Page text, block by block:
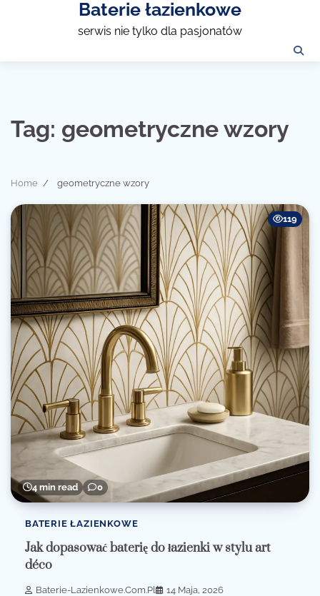
Baterie łazienkowe
serwis nie tylko dla pasjonatów
Tag: geometryczne wzory
Home geometryczne wzory
4 min read 0
119
BATERIE ŁAZIENKOWE
Jak dopasować baterię do łazienki w stylu art
déco
Baterie-Lazienkowe.com.pl 14 Maja, 2026